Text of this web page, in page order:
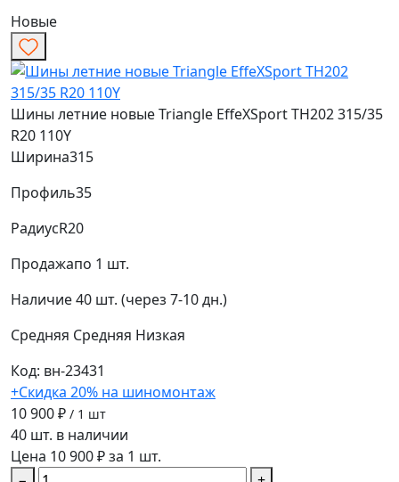
Новые
Шины летние новые Triangle EffeXSport TH202 315/35
R20 110Y
Ширина315
Профиль35
РадиусR20
Продажапо 1 шт.
Наличие40 шт. (через 7-10 дн.)
Средняя Средняя Низкая
Код: вн-23431
+Скидка 20% на шиномонтаж
10 900 ₽ / 1 шт
40 шт. в наличии
Цена 10 900 ₽ за 1 шт.